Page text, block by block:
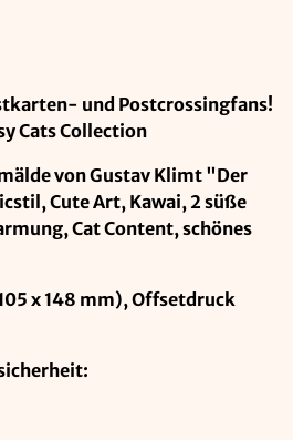
und Postcrossingfans!
Cats Collection
von Gustav Klimt "Der
Cute Art, Kawai, 2 süße
Cat Content, schönes
x 148 mm), Offsetdruck